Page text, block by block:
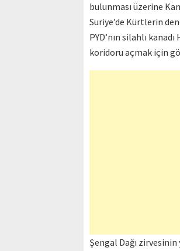
bulunması üzerine
Suriye’de Kürtlerin
PYD’nın silahlı
koridoru açmak için
Şengal Dağı